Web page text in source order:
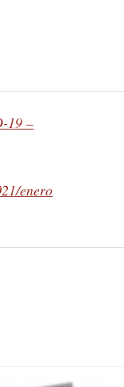
19 –
enero